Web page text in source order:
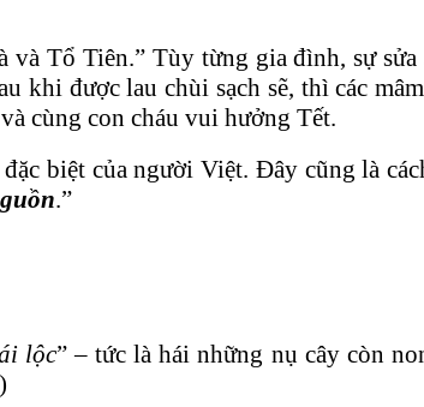
Tổ Tiên.” Tùy từng gia đình, sự
khi được lau chùi sạch sẽ, thì các
cùng con cháu vui hưởng Tết.
biệt của người Việt. Đây cũng là
.”
lộc” – tức là hái những nụ cây còn